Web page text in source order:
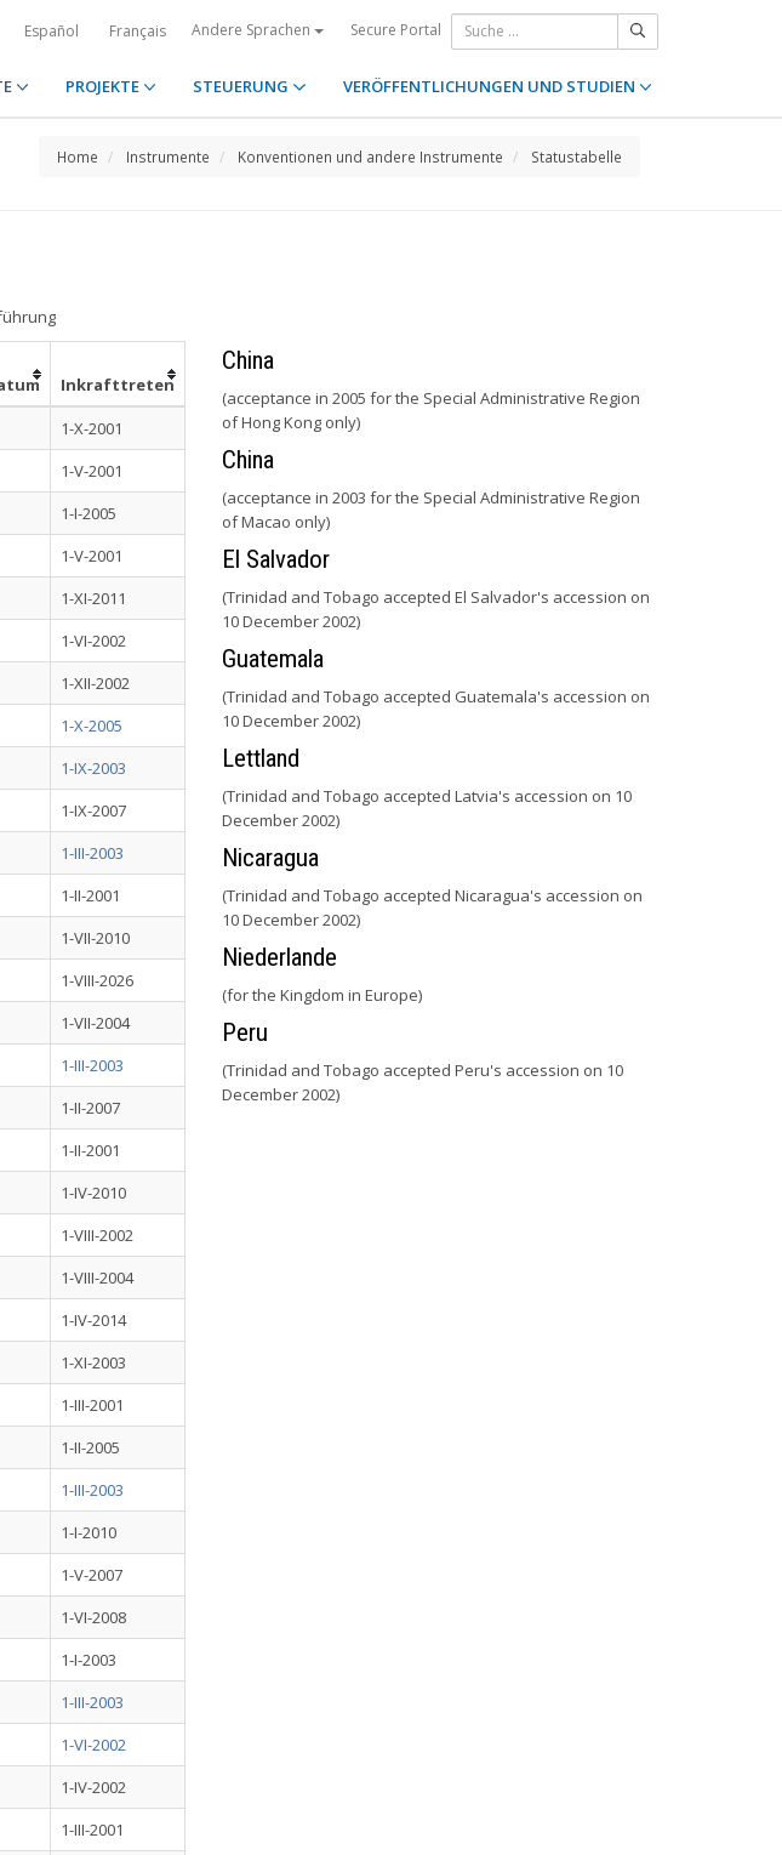
Español Français Andere Sprachen Secure Portal
PROJEKTE STEUERUNG VERÖFFENTLICHUNGEN UND STUDIEN
Home Instrumente Konventionen und andere Instrumente Statustabelle
Inkrafttreten
1-X-2001
1-V-2001
1-I-2005
1-V-2001
1-XI-2011
1-VI-2002
1-XII-2002
1-X-2005
1-IX-2003
1-IX-2007
1-III-2003
1-II-2001
1-VII-2010
1-VIII-2026
1-VII-2004
1-III-2003
1-II-2007
1-II-2001
1-IV-2010
1-VIII-2002
1-VIII-2004
1-IV-2014
1-XI-2003
1-III-2001
1-II-2005
1-III-2003
1-I-2010
1-V-2007
1-VI-2008
1-I-2003
1-III-2003
1-VI-2002
1-IV-2002
1-III-2001
China
(acceptance in 2005 for the Special Administrative Region
of Hong Kong only)
China
(acceptance in 2003 for the Special Administrative Region
of Macao only)
El Salvador
(Trinidad and Tobago accepted El Salvador's accession on
10 December 2002)
Guatemala
(Trinidad and Tobago accepted Guatemala's accession on
10 December 2002)
Lettland
(Trinidad and Tobago accepted Latvia's accession on 10
December 2002)
Nicaragua
(Trinidad and Tobago accepted Nicaragua's accession on
10 December 2002)
Niederlande
(for the Kingdom in Europe)
Peru
(Trinidad and Tobago accepted Peru's accession on 10
December 2002)